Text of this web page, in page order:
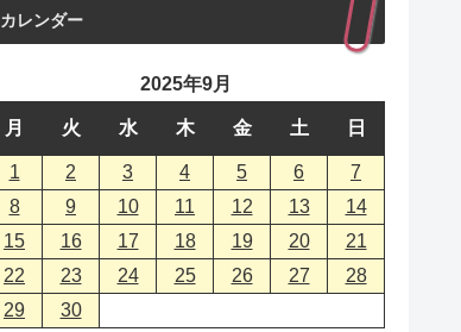
カレンダー
2025年9月
月 火 水 木 金 土 日
1 2 3 4 5 6
7
8
9 10 11 12 13
14
15
16 17 18 19 20
21
22
23 24 25 26 27
28
29
30